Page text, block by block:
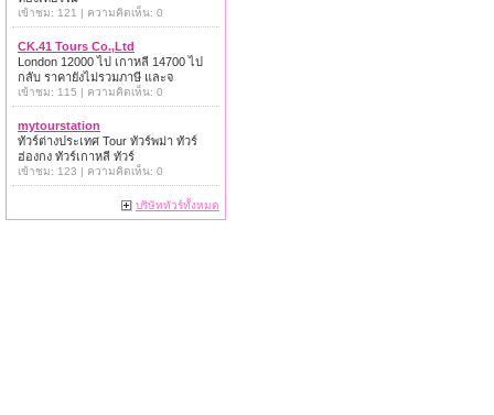
เข้าชม: 121 | ความคิดเห็น: 0
CK.41 Tours Co.,Ltd
London 12000 ไป เกาหลี 14700 ไป
กลับ ราคายังไม่รวมภาษี และจ
เข้าชม: 115 | ความคิดเห็น: 0
mytourstation
ทัวร์ต่างประเทศ Tour ทัวร์พม่า ทัวร์
ฮ่องกง ทัวร์เกาหลี ทัวร์
เข้าชม: 123 | ความคิดเห็น: 0
บริษัททัวร์ทั้งหมด